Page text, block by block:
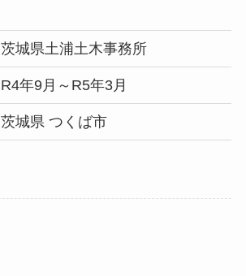
茨城県土浦土木事務所
R4年9月～R5年3月
茨城県 つくば市